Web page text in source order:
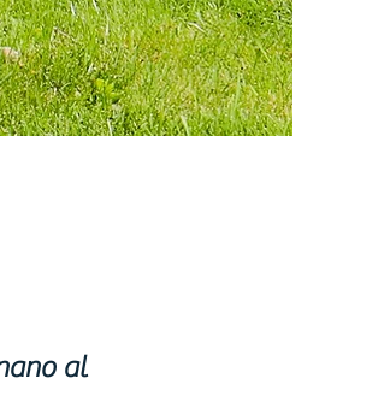
al